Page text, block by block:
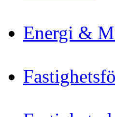
Energi &